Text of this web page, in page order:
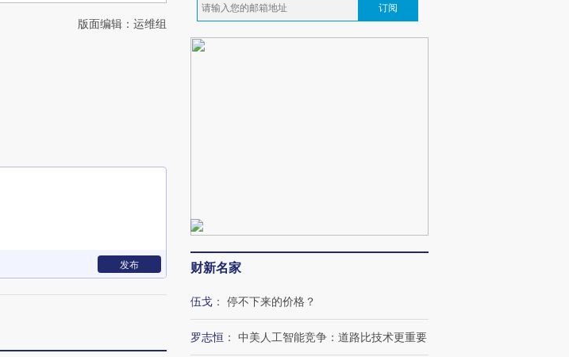
版面编辑：运维组
发布
订阅
财新名家
伍戈 ： 停不下来的价格？
罗志恒 ： 中美人工智能竞争：道路比技术更重要